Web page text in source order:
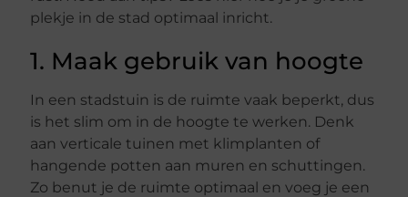
plekje in de stad optimaal inricht.
1. Maak gebruik van hoogte
In een stadstuin is de ruimte vaak beperkt, dus
is het slim om in de hoogte te werken. Denk
aan verticale tuinen met klimplanten of
hangende potten aan muren en schuttingen.
Zo benut je de ruimte optimaal en voeg je een